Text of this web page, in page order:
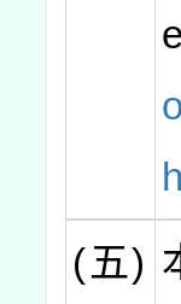
(五)